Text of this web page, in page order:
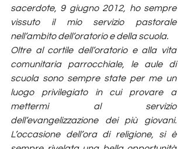
sacerdote, 9 giugno 2012, ho sempre
vissuto il mio servizio pastorale
nell’ambito dell’oratorio e della scuola.
Oltre al cortile dell’oratorio e alla vita
comunitaria parrocchiale, le aule di
scuola sono sempre state per me un
luogo privilegiato in cui provare a
mettermi al servizio
dell’evangelizzazione dei più giovani.
L’occasione dell’ora di religione, si è